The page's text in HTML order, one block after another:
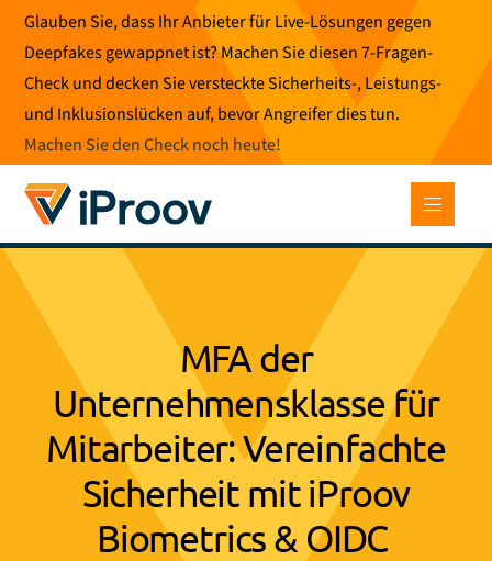
Zum
Inhalt
springen
Glauben Sie, dass Ihr Anbieter für Live-Lösungen gegen
Deepfakes gewappnet ist? Machen Sie diesen 7-Fragen-
Check und decken Sie versteckte Sicherheits-, Leistungs-
und Inklusionslücken auf, bevor Angreifer dies tun.
Machen Sie den Check noch heute!
MFA der
Unternehmensklasse für
Mitarbeiter: Vereinfachte
Sicherheit mit iProov
Biometrics & OIDC